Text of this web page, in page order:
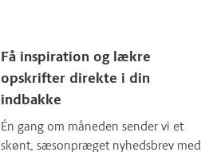
Få inspiration og lækre
opskrifter direkte i din
indbakke
Én gang om måneden sender vi et
skønt, sæsonpræget nyhedsbrev med